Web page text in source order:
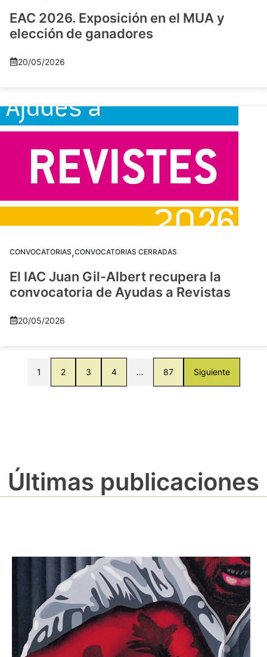
EAC 2026. Exposición en el MUA y
elección de ganadores
20/05/2026
CONVOCATORIAS,CONVOCATORIAS CERRADAS
El IAC Juan Gil-Albert recupera la
convocatoria de Ayudas a Revistas
20/05/2026
1 2 3 4 … 87 Siguiente
Últimas publicaciones